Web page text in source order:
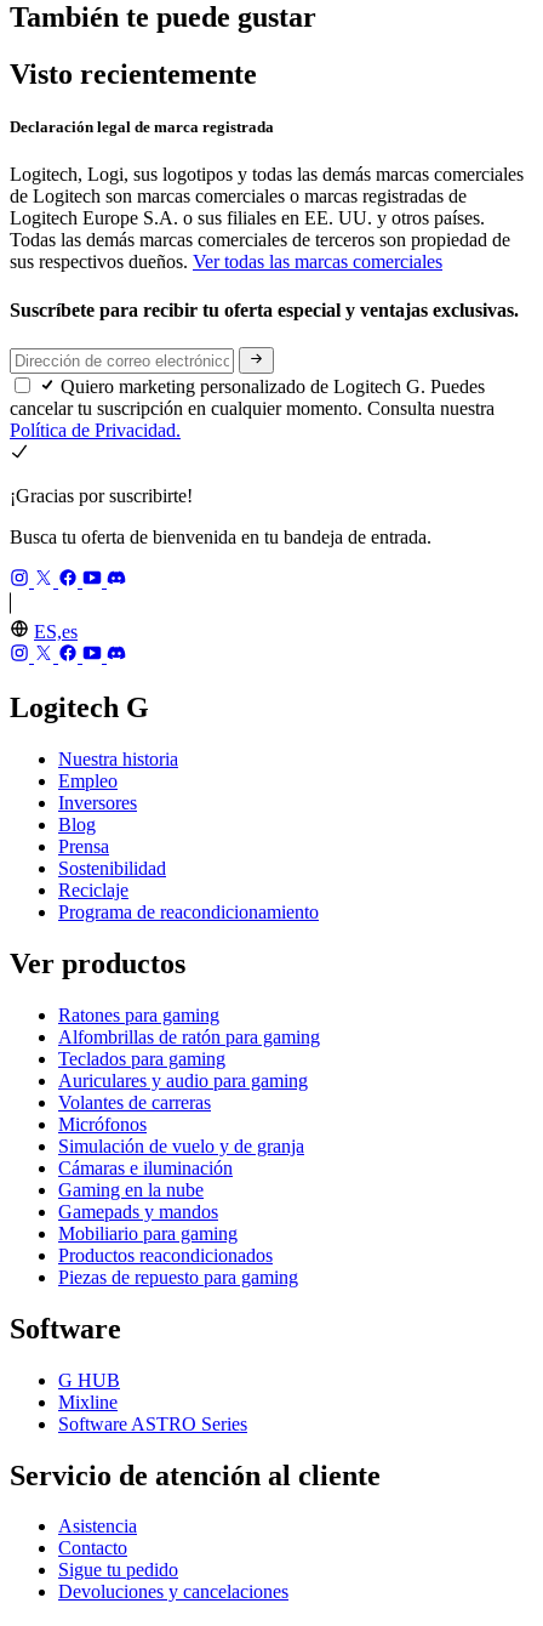
También te puede gustar
Visto recientemente
Declaración legal de marca registrada
Logitech, Logi, sus logotipos y todas las demás marcas comerciales
de Logitech son marcas comerciales o marcas registradas de
Logitech Europe S.A. o sus filiales en EE. UU. y otros países.
Todas las demás marcas comerciales de terceros son propiedad de
sus respectivos dueños. Ver todas las marcas comerciales
Suscríbete para recibir tu oferta especial y ventajas exclusivas.
Quiero marketing personalizado de Logitech G. Puedes
cancelar tu suscripción en cualquier momento. Consulta nuestra
Política de Privacidad.
¡Gracias por suscribirte!
Busca tu oferta de bienvenida en tu bandeja de entrada.
ES,es
Logitech G
Nuestra historia
Empleo
Inversores
Blog
Prensa
Sostenibilidad
Reciclaje
Programa de reacondicionamiento
Ver productos
Ratones para gaming
Alfombrillas de ratón para gaming
Teclados para gaming
Auriculares y audio para gaming
Volantes de carreras
Micrófonos
Simulación de vuelo y de granja
Cámaras e iluminación
Gaming en la nube
Gamepads y mandos
Mobiliario para gaming
Productos reacondicionados
Piezas de repuesto para gaming
Software
G HUB
Mixline
Software ASTRO Series
Servicio de atención al cliente
Asistencia
Contacto
Sigue tu pedido
Devoluciones y cancelaciones